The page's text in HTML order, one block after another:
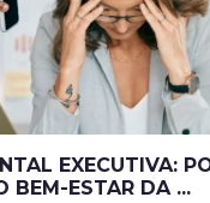
EXECUTIVA:
BEM-ESTAR DA ...